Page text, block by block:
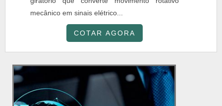
mecânico em sinais elétrico...
COTAR AGORA